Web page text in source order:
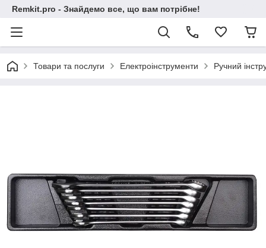
Remkit.pro - Знайдемо все, що вам потрібне!
Товари та послуги Електроінструменти Ручний